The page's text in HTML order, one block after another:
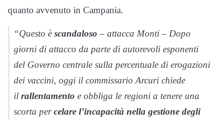
quanto avvenuto in Campania.
“Questo è scandaloso – attacca Monti – Dopo
giorni di attacco da parte di autorevoli esponenti
del Governo centrale sulla percentuale di erogazioni
dei vaccini, oggi il commissario Arcuri chiede
il rallentamento e obbliga le regioni a tenere una
scorta percelare l’incapacità nella gestione degli